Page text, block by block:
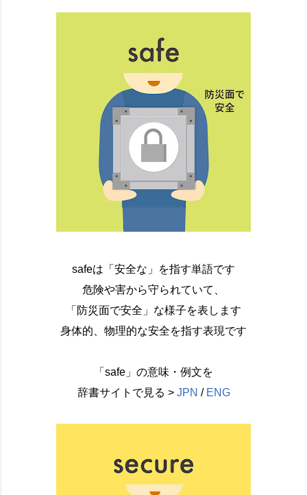
safeは「安全な」を指す単語です
危険や害から守られていて、
「防災面で安全」な様子を表します
身体的、物理的な安全を指す表現です
「safe」の意味・例文を
辞書サイトで見る > JPN / ENG